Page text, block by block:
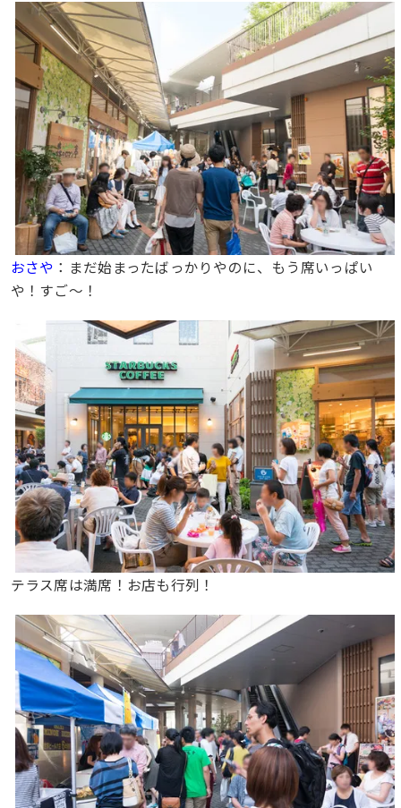
おさや ：まだ始まったばっかりやのに、もう席いっぱい
や！すご〜！
テラス席は満席！お店も行列！